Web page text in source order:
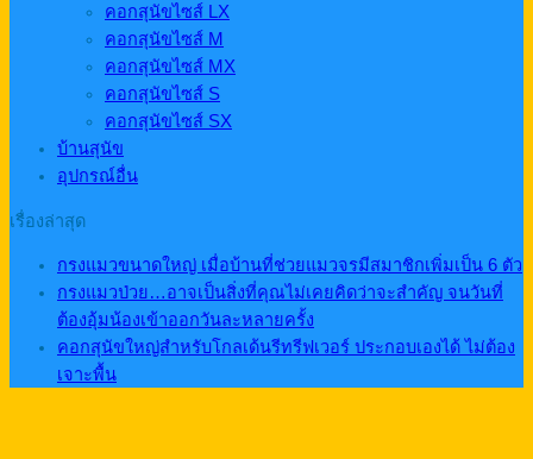
คอกสุนัขไซส์ LX
คอกสุนัขไซส์ M
คอกสุนัขไซส์ MX
คอกสุนัขไซส์ S
คอกสุนัขไซส์ SX
บ้านสุนัข
อุปกรณ์อื่น
เรื่องล่าสุด
กรงแมวขนาดใหญ่ เมื่อบ้านที่ช่วยแมวจรมีสมาชิกเพิ่มเป็น 6 ตัว
กรงแมวป่วย…อาจเป็นสิ่งที่คุณไม่เคยคิดว่าจะสำคัญ จนวันที่
ต้องอุ้มน้องเข้าออกวันละหลายครั้ง
คอกสุนัขใหญ่สำหรับโกลเด้นรีทรีฟเวอร์ ประกอบเองได้ ไม่ต้อง
เจาะพื้น